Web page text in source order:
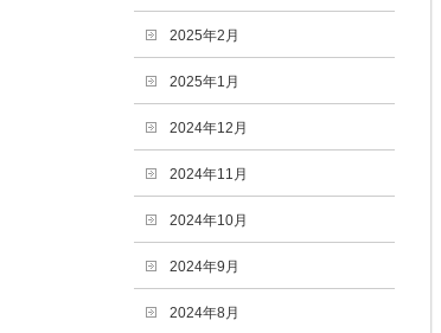
2025年2月
2025年1月
2024年12月
2024年11月
2024年10月
2024年9月
2024年8月